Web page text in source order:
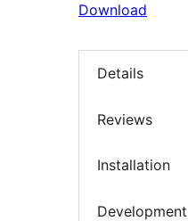
Download
Details
Reviews
Installation
Development